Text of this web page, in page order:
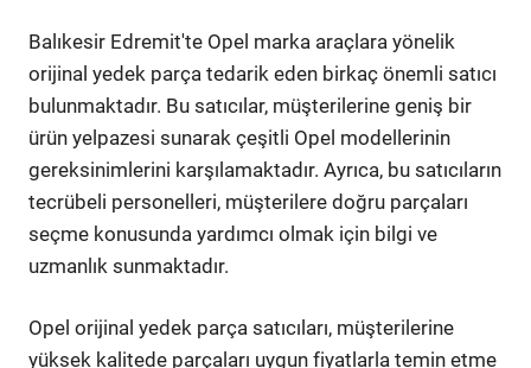
Balıkesir Edremit'te Opel marka araçlara yönelik
orijinal yedek parça tedarik eden birkaç önemli satıcı
bulunmaktadır. Bu satıcılar, müşterilerine geniş bir
ürün yelpazesi sunarak çeşitli Opel modellerinin
gereksinimlerini karşılamaktadır. Ayrıca, bu satıcıların
tecrübeli personelleri, müşterilere doğru parçaları
seçme konusunda yardımcı olmak için bilgi ve
uzmanlık sunmaktadır.
Opel orijinal yedek parça satıcıları, müşterilerine
yüksek kalitede parçaları uygun fiyatlarla temin etme